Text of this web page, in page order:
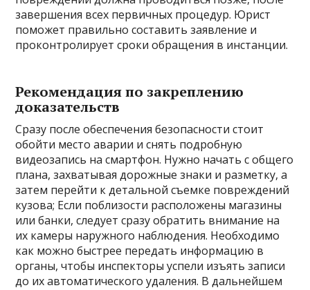
завершения всех первичных процедур. Юрист
поможет правильно составить заявление и
проконтролирует сроки обращения в инстанции.
Рекомендация по закреплению
доказательств
Сразу после обеспечения безопасности стоит
обойти место аварии и снять подробную
видеозапись на смартфон. Нужно начать с общего
плана, захватывая дорожные знаки и разметку, а
затем перейти к детальной съемке повреждений
кузова; Если поблизости расположены магазины
или банки, следует сразу обратить внимание на
их камеры наружного наблюдения. Необходимо
как можно быстрее передать информацию в
органы, чтобы инспекторы успели изъять записи
до их автоматического удаления. В дальнейшем